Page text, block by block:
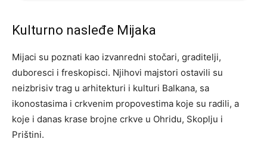
Kulturno nasleđe Mijaka
Mijaci su poznati kao izvanredni stočari, graditelji,
duboresci i freskopisci. Njihovi majstori ostavili su
neizbrisiv trag u arhitekturi i kulturi Balkana, sa
ikonostasima i crkvenim propovestima koje su radili, a
koje i danas krase brojne crkve u Ohridu, Skoplju i
Prištini.